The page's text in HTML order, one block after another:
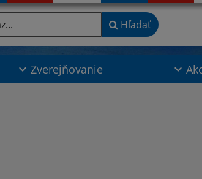
Hľadať
Zverejňovanie